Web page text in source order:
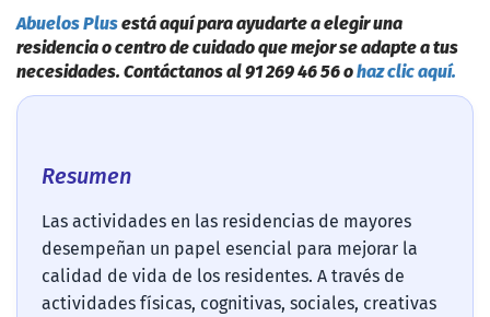
Abuelos Plusestá aquí para ayudarte a elegir una
residencia o centro de cuidado que mejor se adapte a tus
necesidades. Contáctanos al 91 269 46 56 ohaz clic aquí.
Resumen
Las actividades en las residencias de mayores
desempeñan un papel esencial para mejorar la
calidad de vida de los residentes. A través de
actividades físicas, cognitivas, sociales, creativas